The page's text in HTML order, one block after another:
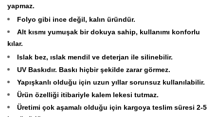
yapmaz.
Folyo gibi ince değil, kalın üründür.
Alt kısmı yumuşak bir dokuya sahip, kullanımı konforlu
kılar.
Islak bez, ıslak mendil ve deterjan ile silinebilir.
UV Baskıdır. Baskı hiçbir şekilde zarar görmez.
Yapışkanlı olduğu için uzun yıllar sorunsuz kullanılabilir.
Ürün özelliği itibariyle kalem lekesi tutmaz.
Üretimi çok aşamalı olduğu için kargoya teslim süresi 2-5